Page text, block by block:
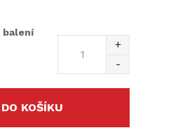
balení
KOŠÍKU